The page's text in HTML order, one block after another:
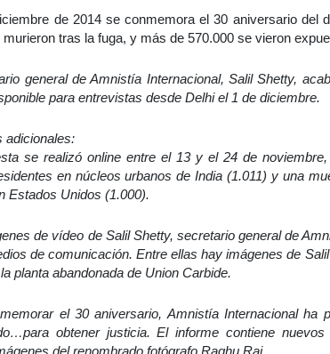
de 2014 se conmemora el 30 aniversario del
murieron tras la fuga, y más de 570.000 se vieron
general de Amnistía Internacional, Salil Shetty,
para entrevistas desde Delhi el 1 de diciembre.
adicionales:
se realizó online entre el 13 y el 24 de
en núcleos urbanos de India (1.011) y una
Estados Unidos (1.000).
de vídeo de Salil Shetty, secretario general de
de comunicación. Entre ellas hay imágenes de
planta abandonada de Union Carbide.
el 30 aniversario, Amnistía Internacional ha
obtener justicia. El informe contiene
del renombrado fotógrafo Raghu Rai.